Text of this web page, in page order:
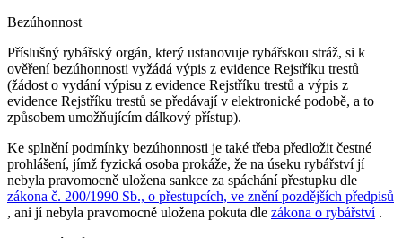
Bezúhonnost
Příslušný rybářský orgán, který ustanovuje rybářskou stráž, si k
ověření bezúhonnosti vyžádá výpis z evidence Rejstříku trestů
(žádost o vydání výpisu z evidence Rejstříku trestů a výpis z
evidence Rejstříku trestů se předávají v elektronické podobě, a to
způsobem umožňujícím dálkový přístup).
Ke splnění podmínky bezúhonnosti je také třeba předložit čestné
prohlášení, jímž fyzická osoba prokáže, že na úseku rybářství jí
nebyla pravomocně uložena sankce za spáchání přestupku dle
zákona č. 200/1990 Sb., o přestupcích, ve znění pozdějších předpisů
, ani jí nebyla pravomocně uložena pokuta dle zákona o rybářství.